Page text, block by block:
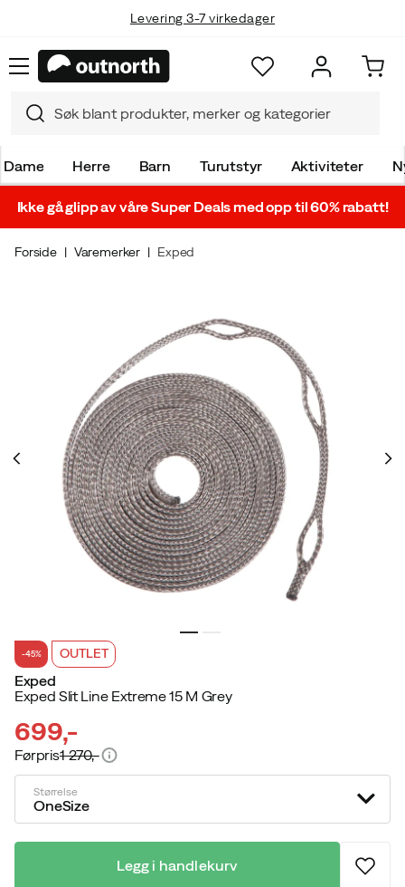
Levering 3-7 virkedager
Dame Herre Barn Turutstyr Aktiviteter
Ikke gå glipp av våre Super Deals med opp til 60% rabatt!
Forside Varemerker Exped
-45% OUTLET
Exped
Exped Slit Line Extreme 15 M Grey
discounted
price
699,-
original
price
Førpris1 270,-
Størrelse
OneSize
Legg i handlekurv